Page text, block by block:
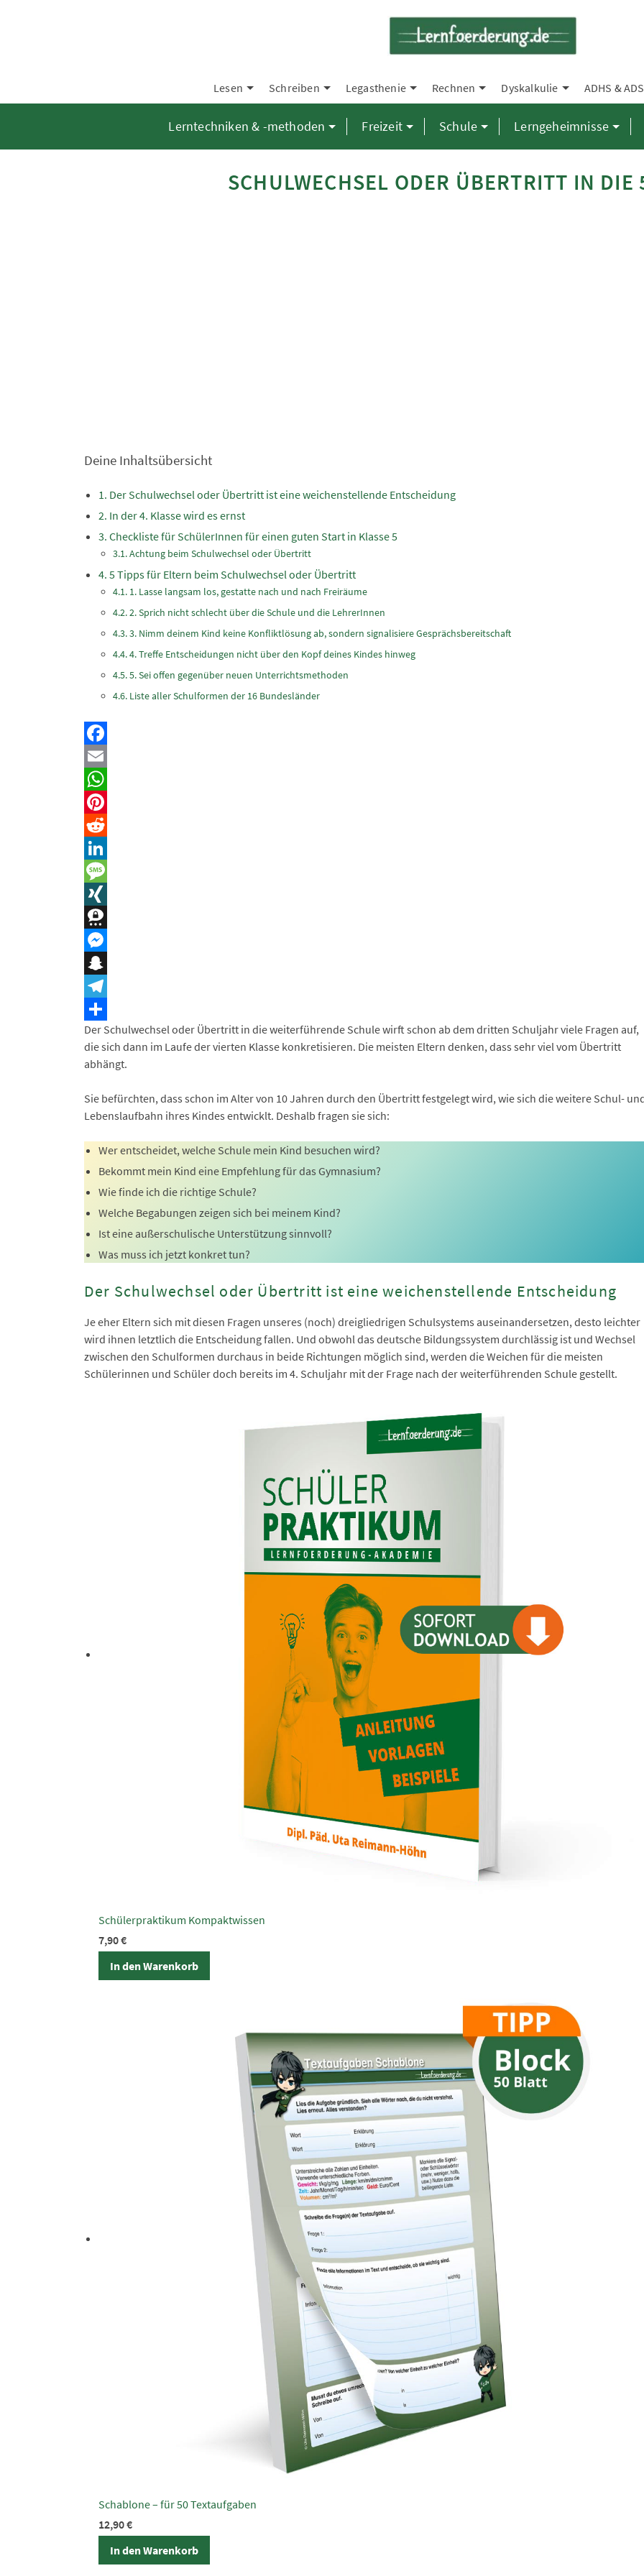
Lesen Schreiben Legasthenie Rechnen Dyskalkulie ADHS & ADS
Lerntechniken & -methoden Freizeit Schule Lerngeheimnisse
SCHULWECHSEL ODER ÜBERTRITT IN DIE
Deine Inhaltsübersicht
Der Schulwechsel oder Übertritt ist eine weichenstellende Entscheidung
In der 4. Klasse wird es ernst
Checkliste für SchülerInnen für einen guten Start in Klasse 5
Achtung beim Schulwechsel oder Übertritt
5 Tipps für Eltern beim Schulwechsel oder Übertritt
1. Lasse langsam los, gestatte nach und nach Freiräume
2. Sprich nicht schlecht über die Schule und die LehrerInnen
3. Nimm deinem Kind keine Konfliktlösung ab, sondern signalisiere Gesprächsbereitschaft
4. Treffe Entscheidungen nicht über den Kopf deines Kindes hinweg
5. Sei offen gegenüber neuen Unterrichtsmethoden
Liste aller Schulformen der 16 Bundesländer
Facebook
Email
WhatsApp
Pinterest
Reddit
LinkedIn
Message
XING
Threema
Messenger
Snapchat
Telegram
Teilen
Der Schulwechsel oder Übertritt in die weiterführende Schule wirft schon ab dem dritten Schuljahr viele Fragen auf,
die sich dann im Laufe der vierten Klasse konkretisieren. Die meisten Eltern denken, dass sehr viel vom Übertritt
abhängt.
Sie befürchten, dass schon im Alter von 10 Jahren durch den Übertritt festgelegt wird, wie sich die weitere Schul-
Lebenslaufbahn ihres Kindes entwicklt. Deshalb fragen sie sich:
Wer entscheidet, welche Schule mein Kind besuchen wird?
Bekommt mein Kind eine Empfehlung für das Gymnasium?
Wie finde ich die richtige Schule?
Welche Begabungen zeigen sich bei meinem Kind?
Ist eine außerschulische Unterstützung sinnvoll?
Was muss ich jetzt konkret tun?
Der Schulwechsel oder Übertritt ist eine weichenstellende Entscheidung
Je eher Eltern sich mit diesen Fragen unseres (noch) dreigliedrigen Schulsystems auseinandersetzen, desto leichter
wird ihnen letztlich die Entscheidung fallen. Und obwohl das deutsche Bildungssystem durchlässig ist und Wechsel
zwischen den Schulformen durchaus in beide Richtungen möglich sind, werden die Weichen für die meisten
Schülerinnen und Schüler doch bereits im 4. Schuljahr mit der Frage nach der weiterführenden Schule gestellt.
Schülerpraktikum Kompaktwissen
7,90€
In den Warenkorb
Schablone – für 50 Textaufgaben
12,90€
In den Warenkorb